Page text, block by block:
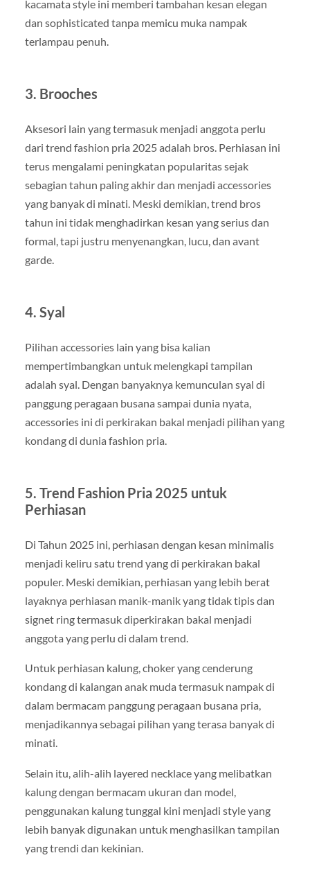
kacamata style ini memberi tambahan kesan elegan
dan sophisticated tanpa memicu muka nampak
terlampau penuh.
3. Brooches
Aksesori lain yang termasuk menjadi anggota perlu
dari trend fashion pria 2025 adalah bros. Perhiasan ini
terus mengalami peningkatan popularitas sejak
sebagian tahun paling akhir dan menjadi accessories
yang banyak di minati. Meski demikian, trend bros
tahun ini tidak menghadirkan kesan yang serius dan
formal, tapi justru menyenangkan, lucu, dan avant
garde.
4. Syal
Pilihan accessories lain yang bisa kalian
mempertimbangkan untuk melengkapi tampilan
adalah syal. Dengan banyaknya kemunculan syal di
panggung peragaan busana sampai dunia nyata,
accessories ini di perkirakan bakal menjadi pilihan yang
kondang di dunia fashion pria.
5. Trend Fashion Pria 2025 untuk
Perhiasan
Di Tahun 2025 ini, perhiasan dengan kesan minimalis
menjadi keliru satu trend yang di perkirakan bakal
populer. Meski demikian, perhiasan yang lebih berat
layaknya perhiasan manik-manik yang tidak tipis dan
signet ring termasuk diperkirakan bakal menjadi
anggota yang perlu di dalam trend.
Untuk perhiasan kalung, choker yang cenderung
kondang di kalangan anak muda termasuk nampak di
dalam bermacam panggung peragaan busana pria,
menjadikannya sebagai pilihan yang terasa banyak di
minati.
Selain itu, alih-alih layered necklace yang melibatkan
kalung dengan bermacam ukuran dan model,
penggunakan kalung tunggal kini menjadi style yang
lebih banyak digunakan untuk menghasilkan tampilan
yang trendi dan kekinian.